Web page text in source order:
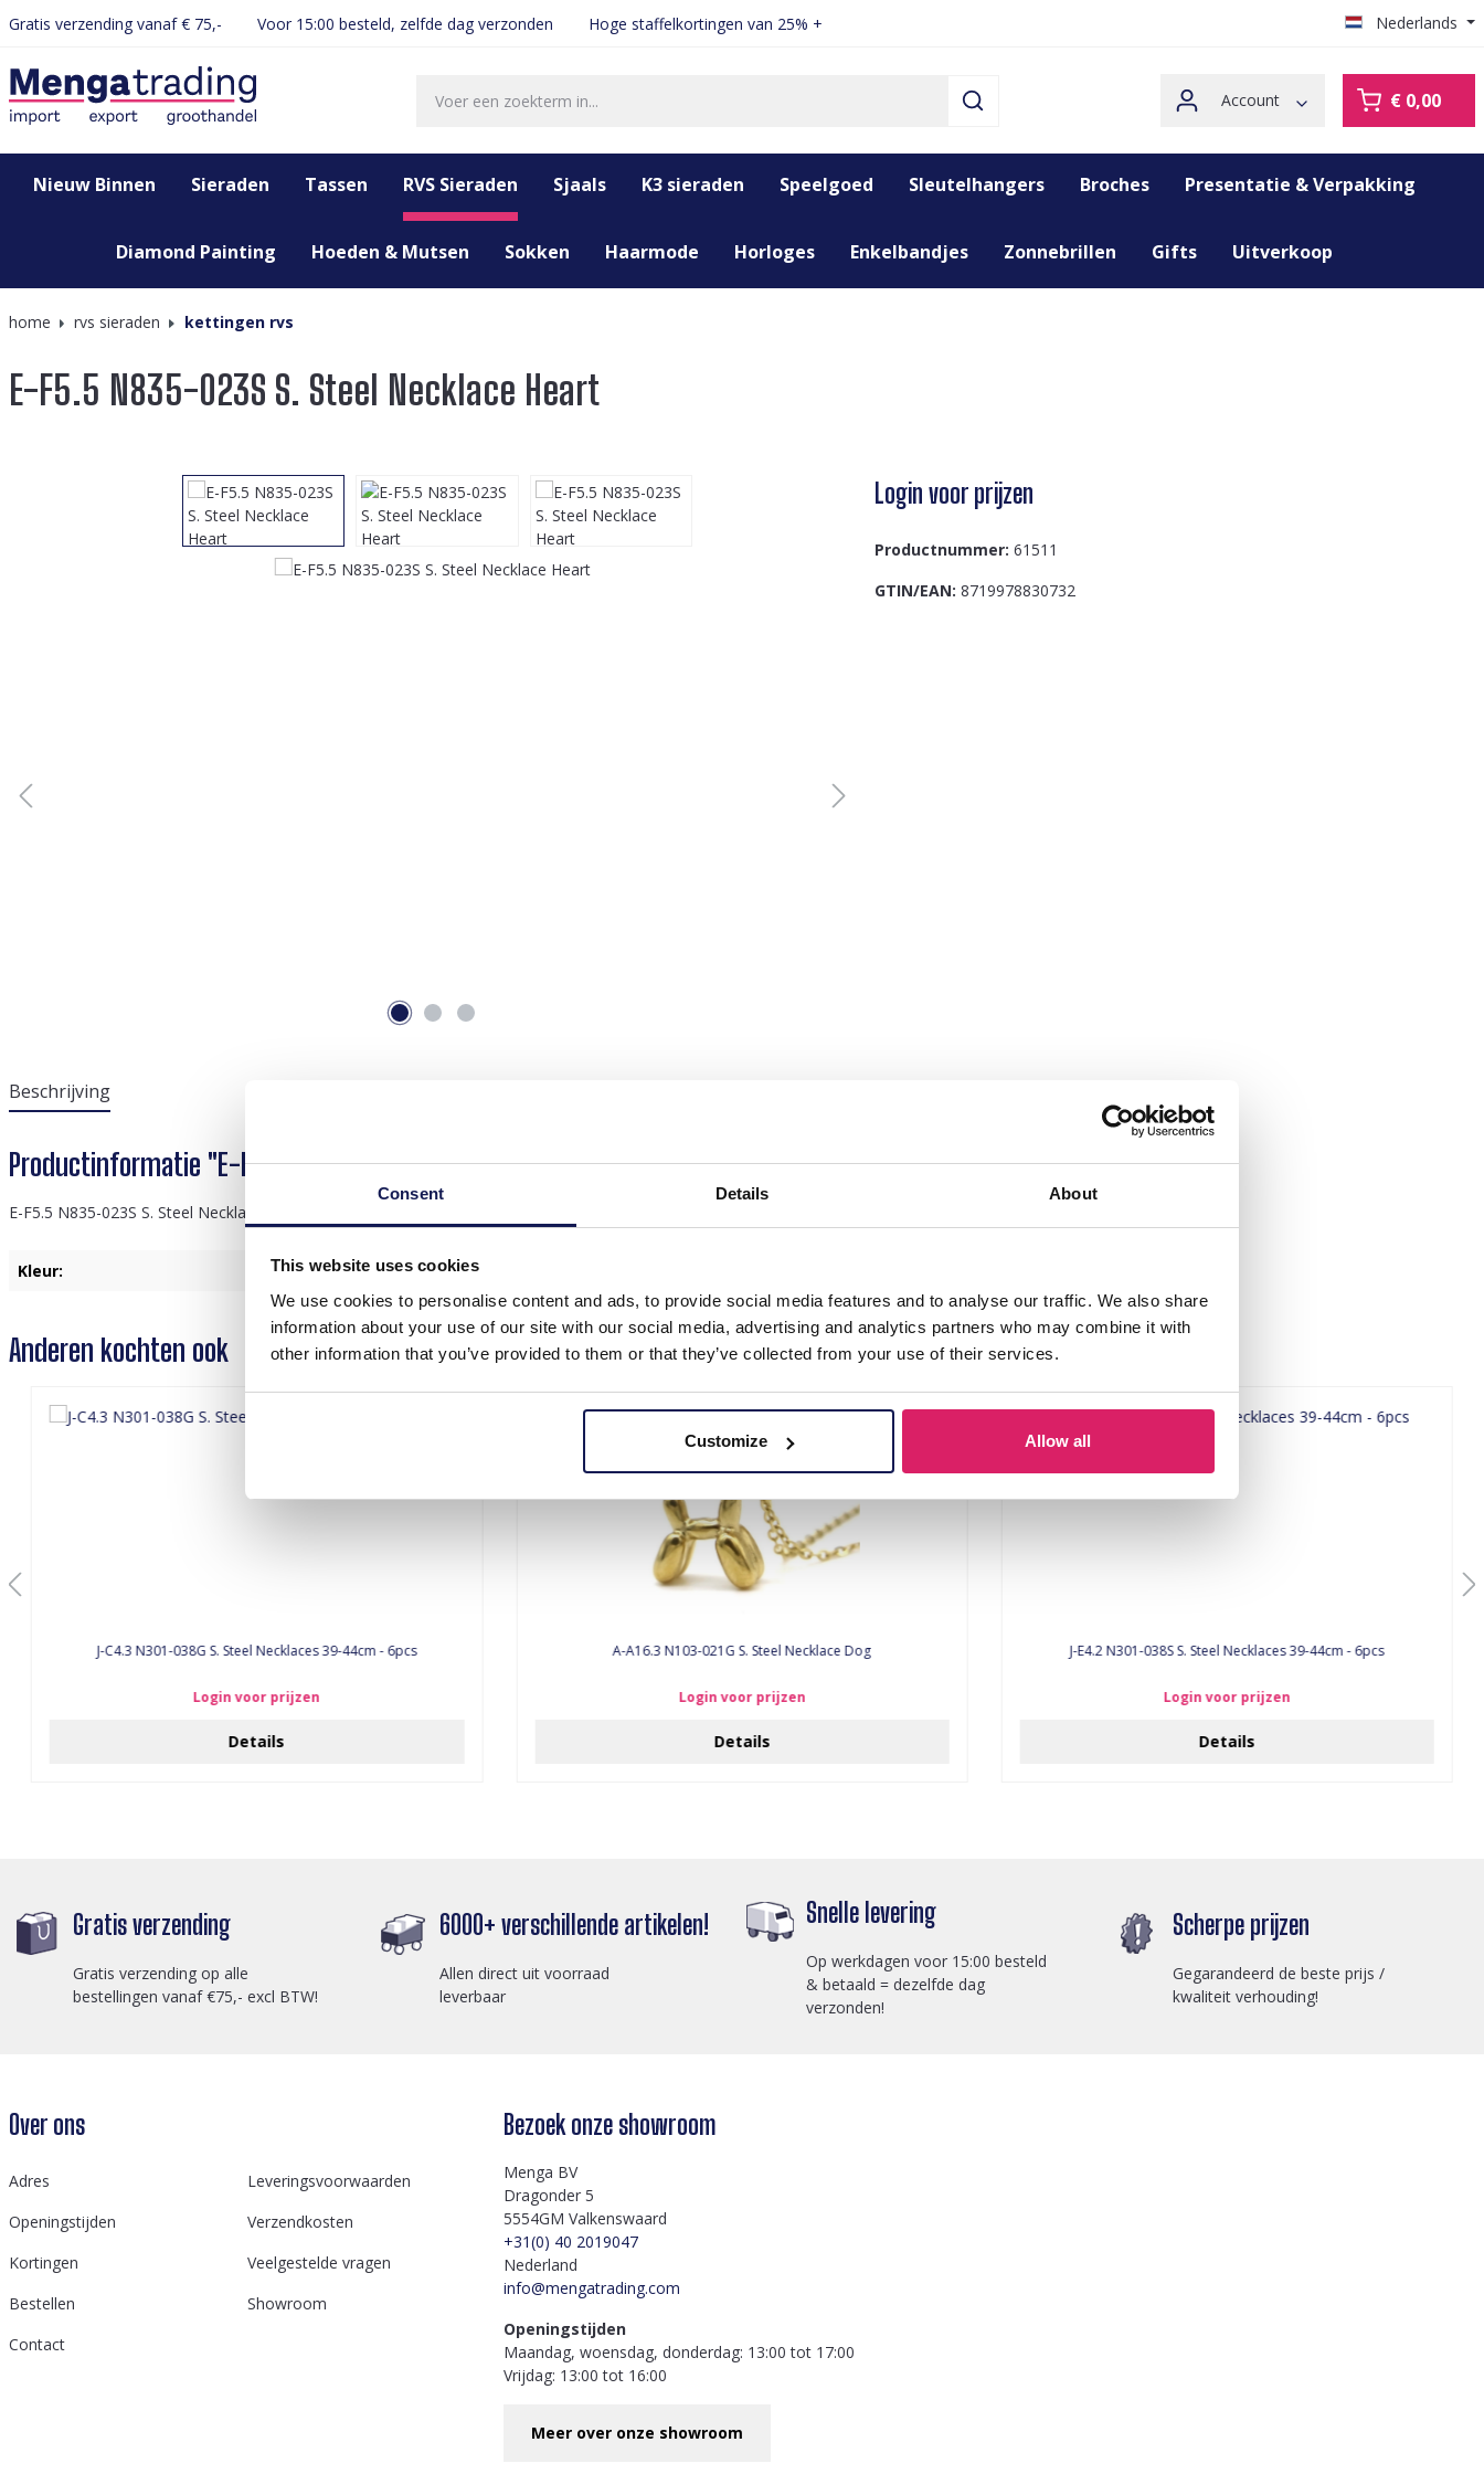
Consent Details About
This website uses cookies
We use cookies to personalise content and ads, to provide social media features and to analyse our traffic. We also share
information about your use of our site with our social media, advertising and analytics partners who may combine it with
other information that you’ve provided to them or that they’ve collected from your use of their services.
Customize Allow all
Ga naar de hoofdnavigatie
Gratis verzending vanaf € 75,- Voor 15:00 besteld, zelfde dag verzonden Hoge staffelkortingen van 25% + Nederlands
Account € 0,00
Nieuw Binnen Sieraden Tassen RVS Sieraden Sjaals K3 sieraden Speelgoed Sleutelhangers Broches Presentatie & Verpakking
Diamond Painting Hoeden & Mutsen Sokken Haarmode Horloges Enkelbandjes Zonnebrillen Gifts Uitverkoop
home rvs sieraden kettingen rvs
E-F5.5 N835-023S S. Steel Necklace Heart
Afbeeldingengalerij overslaan Login voor prijzen
Productnummer: 61511
GTIN/EAN: 8719978830732
Beschrijving
Productinformatie "E-F5.5 N835-023S S. Steel Necklace Heart"
E-F5.5 N835-023S S. Steel Necklace Heart
Kleur: Rood, Zilver
Anderen kochten ook
J-C4.3 N301-038G S. Steel Necklaces 39-44cm - 6pcs
Login voor prijzen
Details
A-A16.3 N103-021G S. Steel Necklace Dog
Login voor prijzen
Details
J-E4.2 N301-038S S. Steel Necklaces 39-44cm - 6pcs
Login voor prijzen
Details
Gratis verzending
Gratis verzending op alle
bestellingen vanaf €75,- excl BTW!
6000+ verschillende artikelen!
Allen direct uit voorraad
leverbaar
Snelle levering
Op werkdagen voor 15:00 besteld
& betaald = dezelfde dag
verzonden!
Scherpe prijzen
Gegarandeerd de beste prijs /
kwaliteit verhouding!
Over ons
Adres
Leveringsvoorwaarden
Openingstijden
Verzendkosten
Kortingen
Veelgestelde vragen
Bestellen
Showroom
Contact
Bezoek onze showroom
Menga BV
Dragonder 5
5554GM Valkenswaard
+31(0) 40 2019047
Nederland
info@mengatrading.com
Openingstijden
Maandag, woensdag, donderdag: 13:00 tot 17:00
Vrijdag: 13:00 tot 16:00
Meer over onze showroom